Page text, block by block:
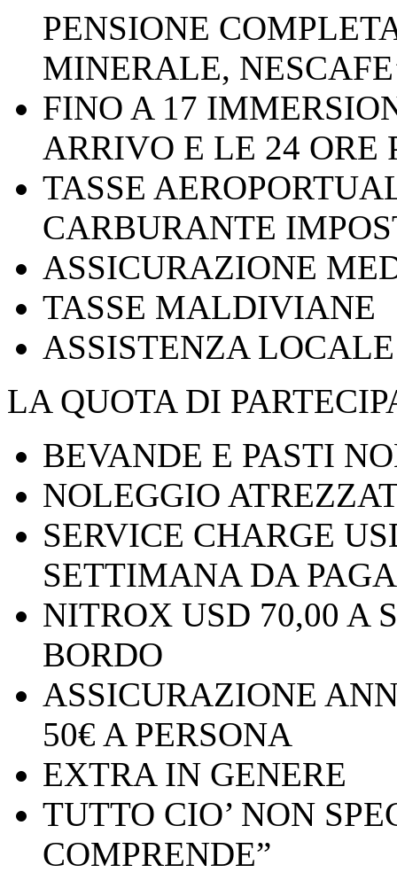
PENSIONE
MINERALE,
FINO A 17
ARRIVO E LE 24 ORE
TASSE
CARBURANTE
ASSICURAZIONE
TASSE MALDIVIANE
ASSISTENZA
LA QUOTA DI
BEVANDE E PASTI
NOLEGGIO
SERVICE CHARGE
SETTIMANA DA
NITROX USD 70,00 A
BORDO
ASSICURAZIONE
50€ A PERSONA
EXTRA IN GENERE
TUTTO CIO’ NON
COMPRENDE”